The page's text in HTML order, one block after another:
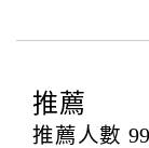
本契約之房價
金及服務費）
推薦
推薦人數 99